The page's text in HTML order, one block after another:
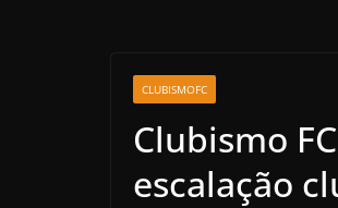
CLUBISMOFC
Clubismo
escalação